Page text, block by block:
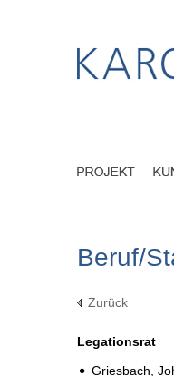
Beruf/
Zurück
Legationsrat
Griesbach,